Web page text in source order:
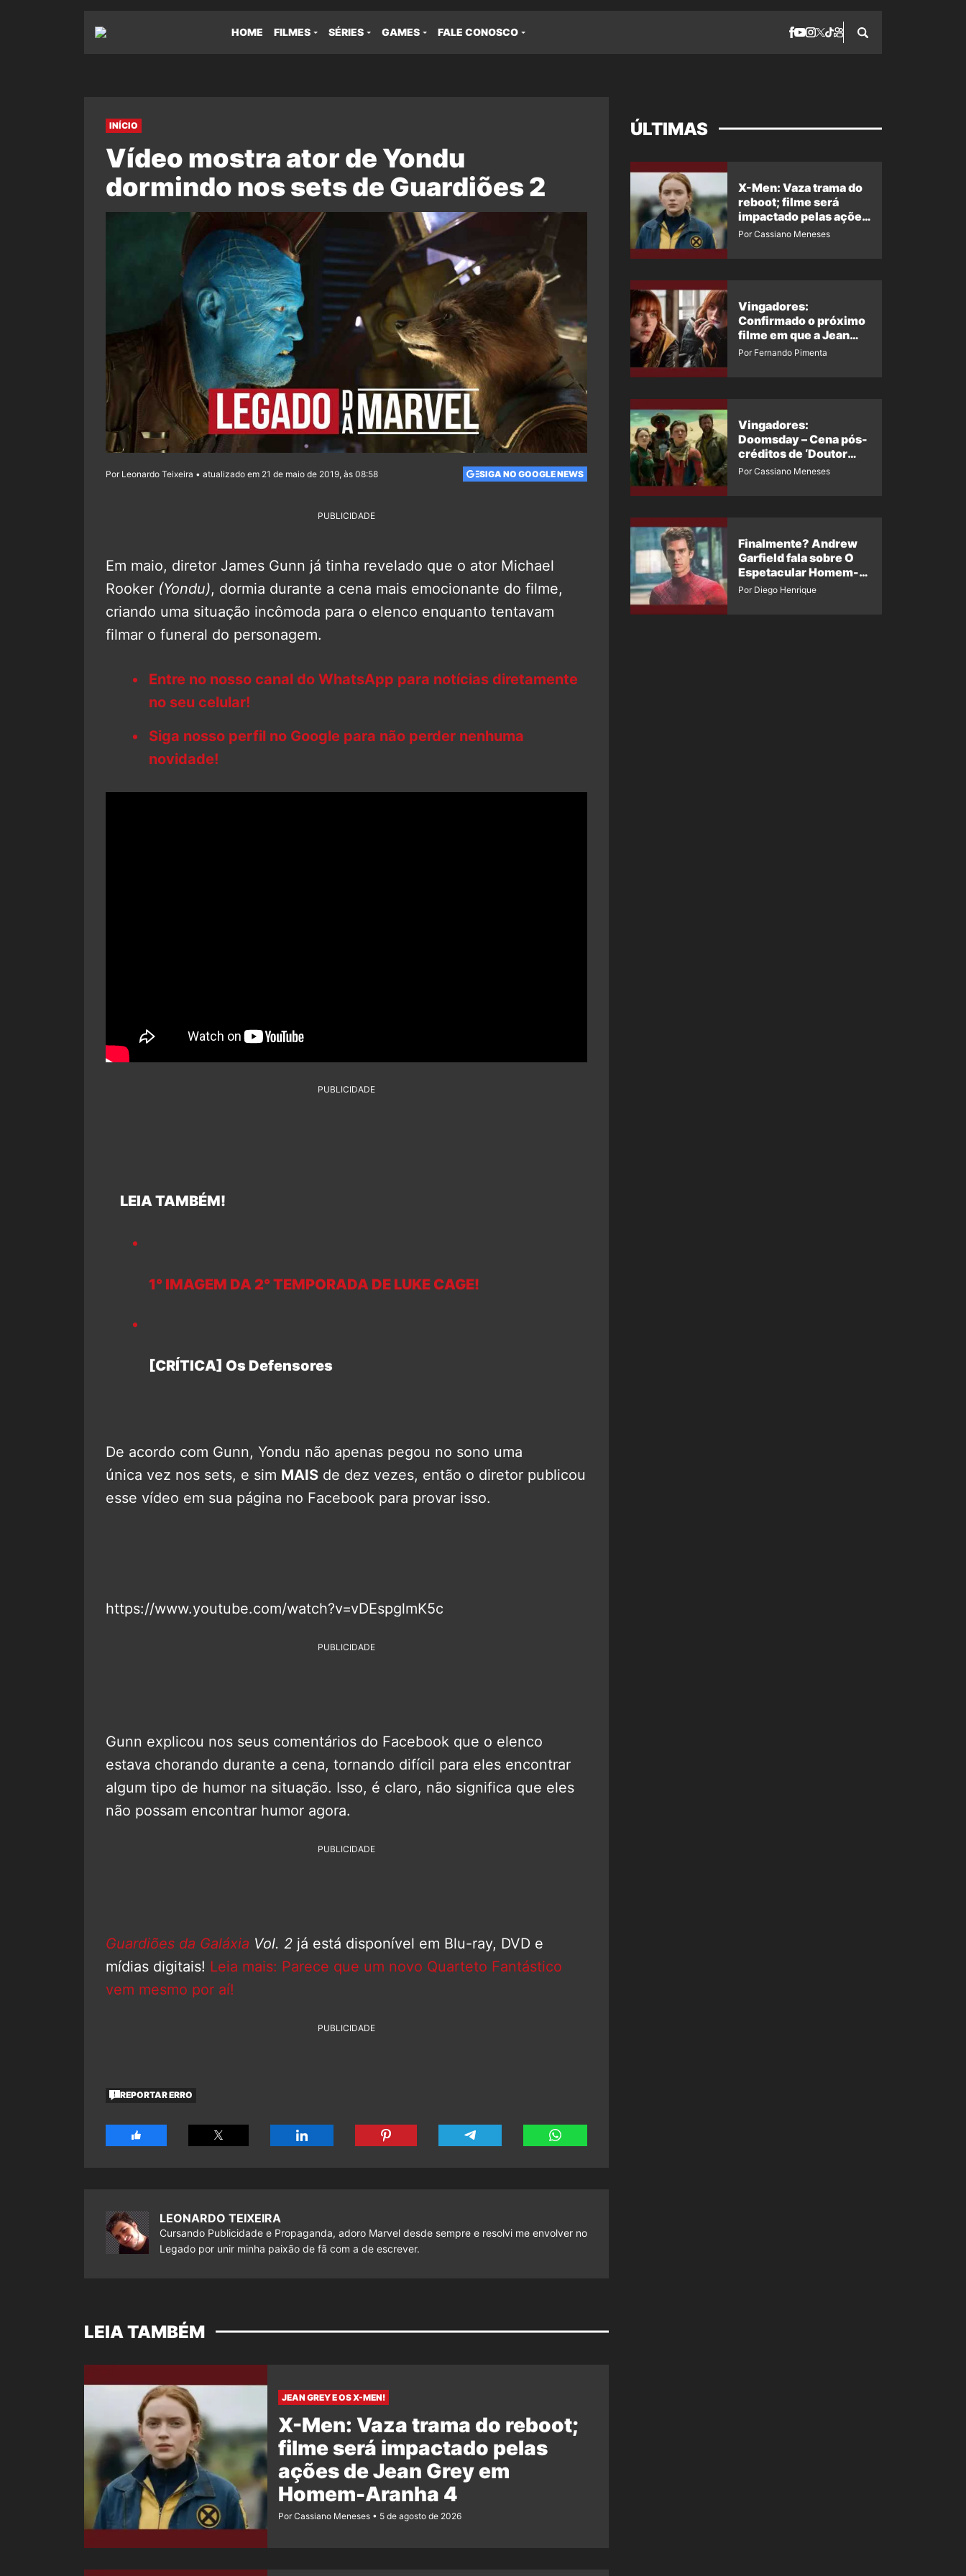
HOME FILMES SÉRIES GAMES FALE CONOSCO
INÍCIO
Vídeo mostra ator de Yondu
dormindo nos sets de Guardiões 2
Por Leonardo Teixeira • atualizado em 21 de maio de 2019, às 08:58 SIGA NO GOOGLE NEWS
PUBLICIDADE
Em maio, diretor James Gunn já tinha revelado que o ator Michael
Rooker (Yondu), dormia durante a cena mais emocionante do filme,
criando uma situação incômoda para o elenco enquanto tentavam
filmar o funeral do personagem.
Entre no nosso canal do WhatsApp para notícias diretamente
no seu celular!
Siga nosso perfil no Google para não perder nenhuma
novidade!
PUBLICIDADE
LEIA TAMBÉM!
1° IMAGEM DA 2° TEMPORADA DE LUKE CAGE!
[CRÍTICA] Os Defensores
De acordo com Gunn, Yondu não apenas pegou no sono uma
única vez nos sets, e sim MAIS de dez vezes, então o diretor publicou
esse vídeo em sua página no Facebook para provar isso.
https://www.youtube.com/watch?v=vDEspglmK5c
PUBLICIDADE
Gunn explicou nos seus comentários do Facebook que o elenco
estava chorando durante a cena, tornando difícil para eles encontrar
algum tipo de humor na situação. Isso, é claro, não significa que eles
não possam encontrar humor agora.
PUBLICIDADE
Guardiões da Galáxia Vol. 2 já está disponível em Blu-ray, DVD e
mídias digitais! Leia mais: Parece que um novo Quarteto Fantástico
vem mesmo por aí!
PUBLICIDADE
REPORTAR ERRO
LEONARDO TEIXEIRA
Cursando Publicidade e Propaganda, adoro Marvel desde sempre e resolvi me envolver no
Legado por unir minha paixão de fã com a de escrever.
LEIA TAMBÉM
JEAN GREY E OS X-MEN!
X-Men: Vaza trama do reboot;
filme será impactado pelas
ações de Jean Grey em
Homem-Aranha 4
Por Cassiano Meneses 5 de agosto de 2026
ÚLTIMAS
X-Men: Vaza trama do
reboot; filme será
impactado pelas ações
de Jean Grey em
Por Cassiano Meneses
Vingadores:
Confirmado o próximo
filme em que a Jean
Grey irá aparecer
Por Fernando Pimenta
Vingadores:
Doomsday – Cena pós-
créditos de ‘Doutor
Destino’ é revelada
Por Cassiano Meneses
Finalmente? Andrew
Garfield fala sobre O
Espetacular Homem-
Aranha 3
Por Diego Henrique